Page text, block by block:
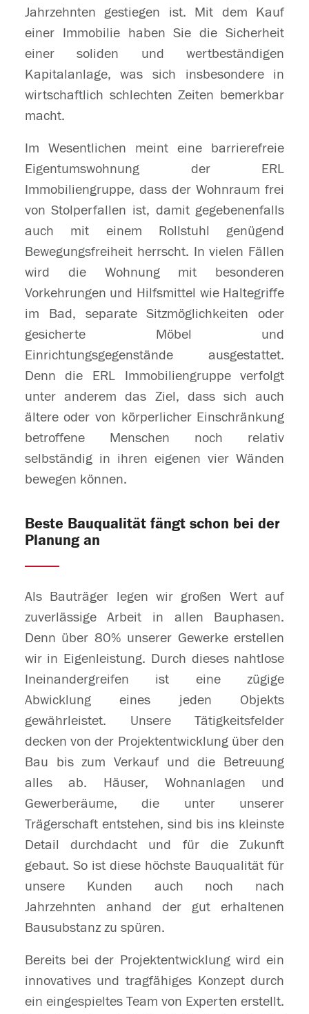
Jahrzehnten gestiegen ist. Mit dem Kauf
einer Immobilie haben Sie die Sicherheit
einer soliden und wertbeständigen
Kapitalanlage, was sich insbesondere in
wirtschaftlich schlechten Zeiten bemerkbar
macht.
Im Wesentlichen meint eine barrierefreie
Eigentumswohnung der ERL
Immobiliengruppe, dass der Wohnraum frei
von Stolperfallen ist, damit gegebenenfalls
auch mit einem Rollstuhl genügend
Bewegungsfreiheit herrscht. In vielen Fällen
wird die Wohnung mit besonderen
Vorkehrungen und Hilfsmittel wie Haltegriffe
im Bad, separate Sitzmöglichkeiten oder
gesicherte Möbel und
Einrichtungsgegenstände ausgestattet.
Denn die ERL Immobiliengruppe verfolgt
unter anderem das Ziel, dass sich auch
ältere oder von körperlicher Einschränkung
betroffene Menschen noch relativ
selbständig in ihren eigenen vier Wänden
bewegen können.
Beste Bauqualität fängt schon bei der
Planung an
Als Bauträger legen wir großen Wert auf
zuverlässige Arbeit in allen Bauphasen.
Denn über 80% unserer Gewerke erstellen
wir in Eigenleistung. Durch dieses nahtlose
Ineinandergreifen ist eine zügige
Abwicklung eines jeden Objekts
gewährleistet. Unsere Tätigkeitsfelder
decken von der Projektentwicklung über den
Bau bis zum Verkauf und die Betreuung
alles ab. Häuser, Wohnanlagen und
Gewerberäume, die unter unserer
Trägerschaft entstehen, sind bis ins kleinste
Detail durchdacht und für die Zukunft
gebaut. So ist diese höchste Bauqualität für
unsere Kunden auch noch nach
Jahrzehnten anhand der gut erhaltenen
Bausubstanz zu spüren.
Bereits bei der Projektentwicklung wird ein
innovatives und tragfähiges Konzept durch
ein eingespieltes Team von Experten erstellt.